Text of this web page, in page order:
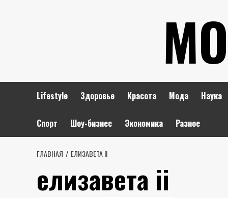
Lifestyle Здоровье Красота Мода Наука
Спорт Шоу-бизнес Экономика Разное
ГЛАВНАЯ ЕЛИЗАВЕТА ІІ
елизавета іі